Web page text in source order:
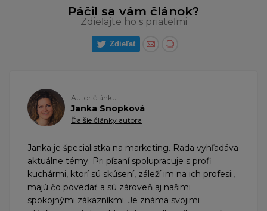
Páčil sa vám článok?
Zdieľajte ho s priateľmi
Zdieľat
Autor článku
Janka Snopková
Ďalšie články autora
Janka je špecialistka na marketing. Rada vyhľadáva
aktuálne témy. Pri písaní spolupracuje s profi
kuchármi, ktorí sú skúsení, záleží im na ich profesii,
majú čo povedať a sú zároveň aj našimi
spokojnými zákazníkmi. Je známa svojimi